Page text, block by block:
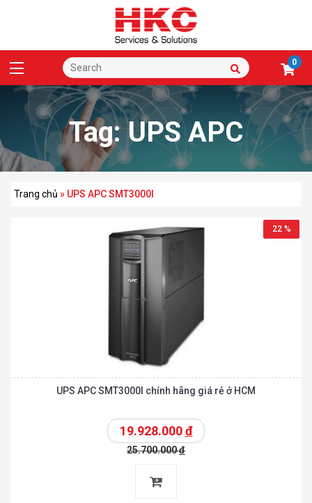
0
Tag:UPS APC
SMT3000I
Trang chủ » UPS APC SMT3000I
22 %
UPS APC SMT3000I chính hãng giá rẻ ở HCM
19.928.000đ
25.700.000đ